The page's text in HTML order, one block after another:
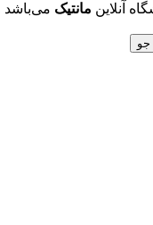
آنلاین مانتیک می‌باشد